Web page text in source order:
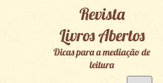
Revista
Livros Abertos
Dicas para a mediação de
leitura